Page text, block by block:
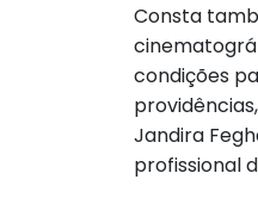
Consta
condições
Jandira
profissional